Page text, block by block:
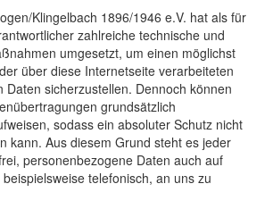
Klingelbach 1896/1946 e.V. hat als für
zahlreiche technische und
umgesetzt, um einen möglichst
über diese Internetseite verarbeiteten
Daten sicherzustellen. Dennoch können
grundsätzlich
sodass ein absoluter Schutz nicht
kann. Aus diesem Grund steht es jeder
personenbezogene Daten auch auf
telefonisch, an uns zu